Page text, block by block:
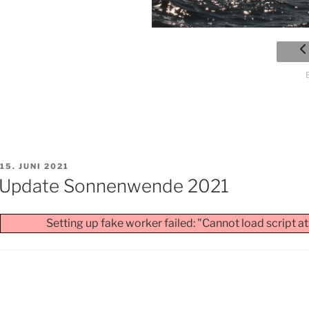
VERÖFFENTLICHT
AM
15. JUNI 2021
Sonnenwende 2021
Setting up fake worker failed: "Cannot load script